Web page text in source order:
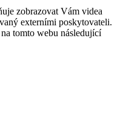
zobrazovat Vám videa
externími poskytovateli.
tomto webu následující